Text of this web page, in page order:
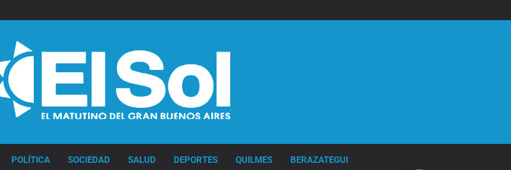
POLÍTICA SOCIEDAD SALUD DEPORTES QUILMES BERAZATEGUI